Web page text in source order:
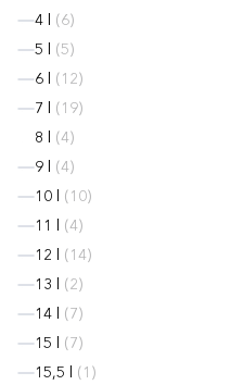
4 l
(6)
5 l
(5)
6 l
(12)
7 l
(19)
8 l
(4)
9 l
(4)
10 l
(10)
11 l
(4)
12 l
(14)
13 l
(2)
14 l
(7)
15 l
(7)
15,5 l
(1)